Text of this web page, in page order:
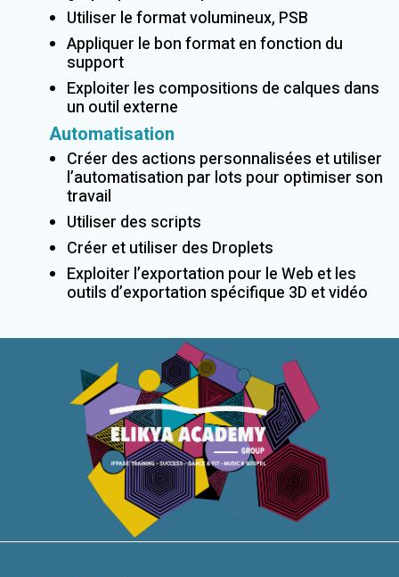
Utiliser le format volumineux, PSB
Appliquer le bon format en fonction du
support
Exploiter les compositions de calques dans
un outil externe
Automatisation
Créer des actions personnalisées et utiliser
l’automatisation par lots pour optimiser son
travail
Utiliser des scripts
Créer et utiliser des Droplets
Exploiter l’exportation pour le Web et les
outils d’exportation spécifique 3D et vidéo